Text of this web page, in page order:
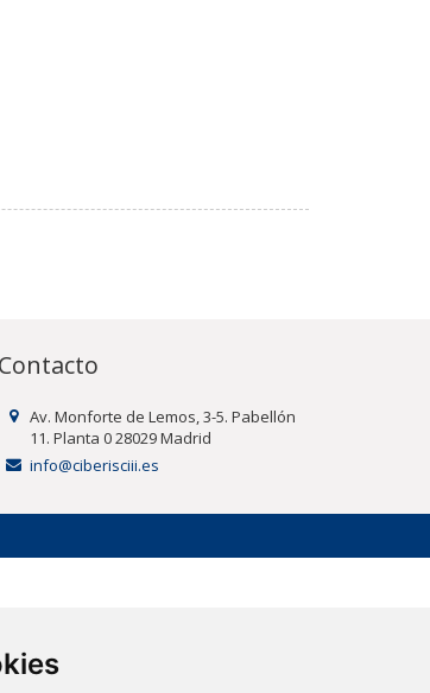
Contacto
Av. Monforte de Lemos, 3-5. Pabellón
11. Planta 0 28029 Madrid
info@ciberisciii.es